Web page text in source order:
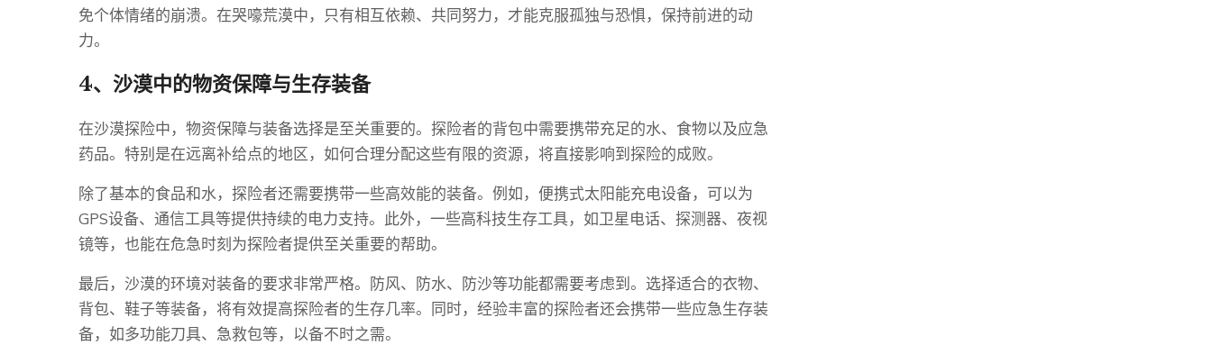
免个体情绪的崩溃。在哭嚎荒漠中，只有相互依赖、共同努力，才能克服孤独与恐惧，保持前进的动
力。
4、沙漠中的物资保障与生存装备
在沙漠探险中，物资保障与装备选择是至关重要的。探险者的背包中需要携带充足的水、食物以及应急
药品。特别是在远离补给点的地区，如何合理分配这些有限的资源，将直接影响到探险的成败。
除了基本的食品和水，探险者还需要携带一些高效能的装备。例如，便携式太阳能充电设备，可以为
GPS设备、通信工具等提供持续的电力支持。此外，一些高科技生存工具，如卫星电话、探测器、夜视
镜等，也能在危急时刻为探险者提供至关重要的帮助。
最后，沙漠的环境对装备的要求非常严格。防风、防水、防沙等功能都需要考虑到。选择适合的衣物、
背包、鞋子等装备，将有效提高探险者的生存几率。同时，经验丰富的探险者还会携带一些应急生存装
备，如多功能刀具、急救包等，以备不时之需。